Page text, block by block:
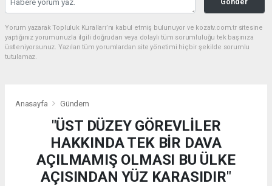
Yorum yazarak Topluluk Kuralları’nı kabul etmiş bulunuyor ve kozatv.com.tr sitesine
yaptığınız yorumunuzla ilgili doğrudan veya dolaylı tüm sorumluluğu tek başınıza
üstleniyorsunuz. Yazılan tüm yorumlardan site yönetimi hiçbir şekilde sorumlu
tutulamaz.
Anasayfa Gündem
"ÜST DÜZEY GÖREVLİLER
HAKKINDA TEK BİR DAVA
AÇILMAMIŞ OLMASI BU ÜLKE
AÇISINDAN YÜZ KARASIDIR"